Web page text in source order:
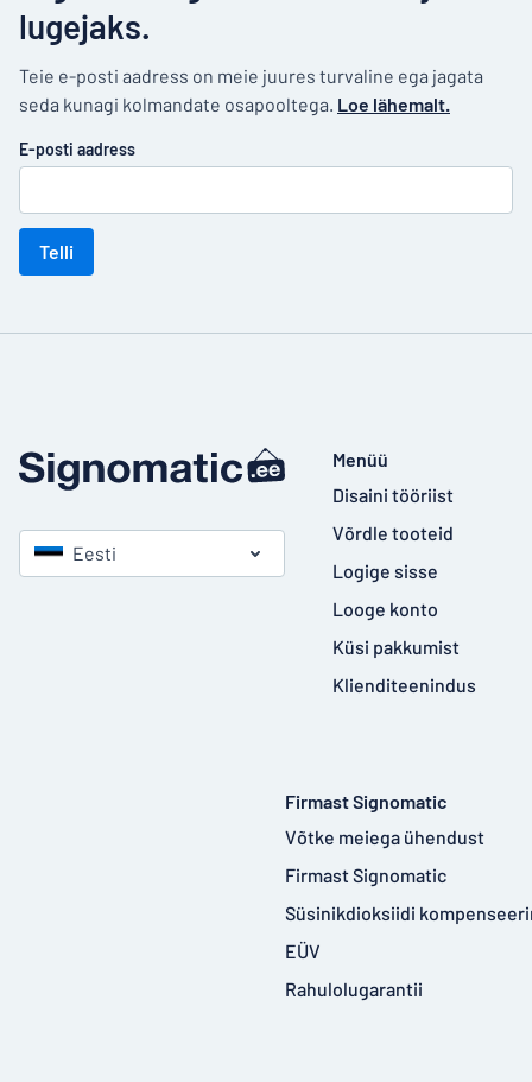
lugejaks.
Teie e-posti aadress on meie juures turvaline ega jagata
seda kunagi kolmandate osapooltega. Loe lähemalt.
E-posti aadress
Telli
Eesti
Menüü
Disaini tööriist
Võrdle tooteid
Logige sisse
Looge konto
Küsi pakkumist
Klienditeenindus
Firmast Signomatic
Võtke meiega ühendust
Firmast Signomatic
Süsinikdioksiidi
EÜV
Rahulolugarantii